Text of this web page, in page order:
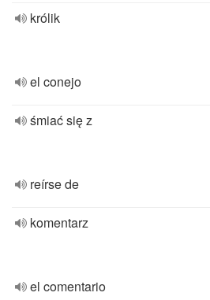
królik
el conejo
śmiać się z
reírse de
komentarz
el comentario